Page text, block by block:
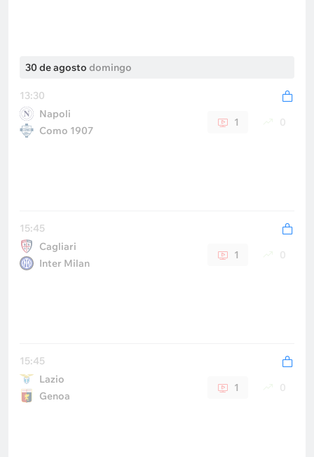
30 de agosto domingo
13:30
Napoli
Como 1907
1 0
15:45
Cagliari
Inter Milan
1 0
15:45
Lazio
Genoa
1 0